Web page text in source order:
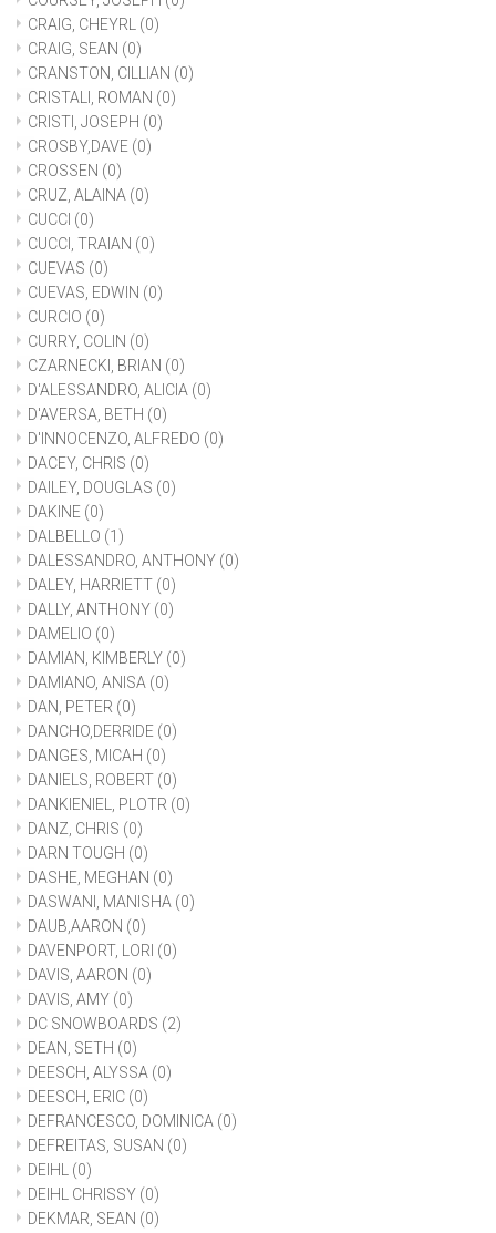
CRAIG, CHEYRL (0)
CRAIG, SEAN (0)
CRANSTON, CILLIAN (0)
CRISTALI, ROMAN (0)
CRISTI, JOSEPH (0)
CROSBY,DAVE (0)
CROSSEN (0)
CRUZ, ALAINA (0)
CUCCI (0)
CUCCI, TRAIAN (0)
CUEVAS (0)
CUEVAS, EDWIN (0)
CURCIO (0)
CURRY, COLIN (0)
CZARNECKI, BRIAN (0)
D'ALESSANDRO, ALICIA (0)
D'AVERSA, BETH (0)
D'INNOCENZO, ALFREDO (0)
DACEY, CHRIS (0)
DAILEY, DOUGLAS (0)
DAKINE (0)
DALBELLO (1)
DALESSANDRO, ANTHONY (0)
DALEY, HARRIETT (0)
DALLY, ANTHONY (0)
DAMELIO (0)
DAMIAN, KIMBERLY (0)
DAMIANO, ANISA (0)
DAN, PETER (0)
DANCHO,DERRIDE (0)
DANGES, MICAH (0)
DANIELS, ROBERT (0)
DANKIENIEL, PLOTR (0)
DANZ, CHRIS (0)
DARN TOUGH (0)
DASHE, MEGHAN (0)
DASWANI, MANISHA (0)
DAUB,AARON (0)
DAVENPORT, LORI (0)
DAVIS, AARON (0)
DAVIS, AMY (0)
DC SNOWBOARDS (2)
DEAN, SETH (0)
DEESCH, ALYSSA (0)
DEESCH, ERIC (0)
DEFRANCESCO, DOMINICA (0)
DEFREITAS, SUSAN (0)
DEIHL (0)
DEIHL CHRISSY (0)
DEKMAR, SEAN (0)